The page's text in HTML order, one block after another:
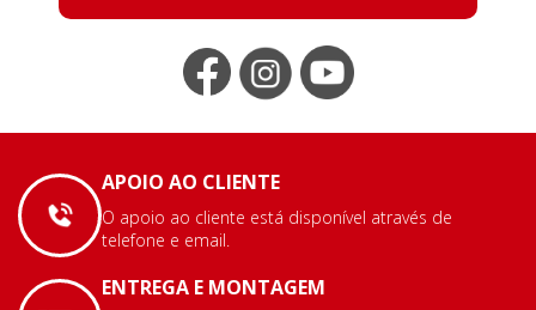
APOIO AO CLIENTE
O apoio ao cliente está disponível através de
telefone e email.
ENTREGA E MONTAGEM